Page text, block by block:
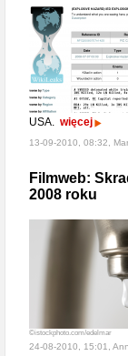
USA. więcej
13-09-2010, 08:32,
Filmweb:
2008 roku
©istockphoto.com/edelmar
24-08-2010, 15:01,